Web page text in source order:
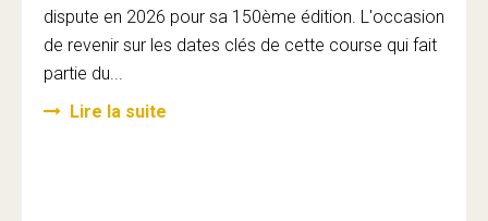
dispute en 2026 pour sa 150ème édition. L'occasion
de revenir sur les dates clés de cette course qui fait
partie du...
Lire la suite